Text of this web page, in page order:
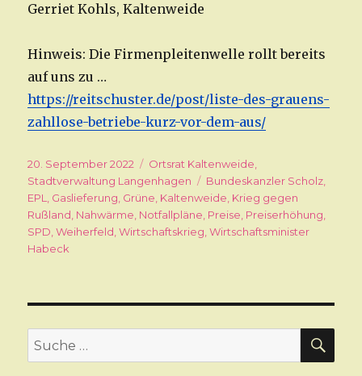
Gerriet Kohls, Kaltenweide
Hinweis: Die Firmenpleitenwelle rollt bereits
auf uns zu …
https://reitschuster.de/post/liste-des-grauens-
zahllose-betriebe-kurz-vor-dem-aus/
Veröffentlicht
am
20. September 2022 Kategorien
Ortsrat Kaltenweide,
Stadtverwaltung Langenhagen
Schlagwörter
Bundeskanzler Scholz,
EPL, Gaslieferung, Grüne, Kaltenweide, Krieg gegen
Rußland, Nahwärme, Notfallpläne, Preise, Preiserhöhung,
SPD,Weiherfeld,Wirtschaftskrieg,Wirtschaftsminister
Habeck
Suche
nach: